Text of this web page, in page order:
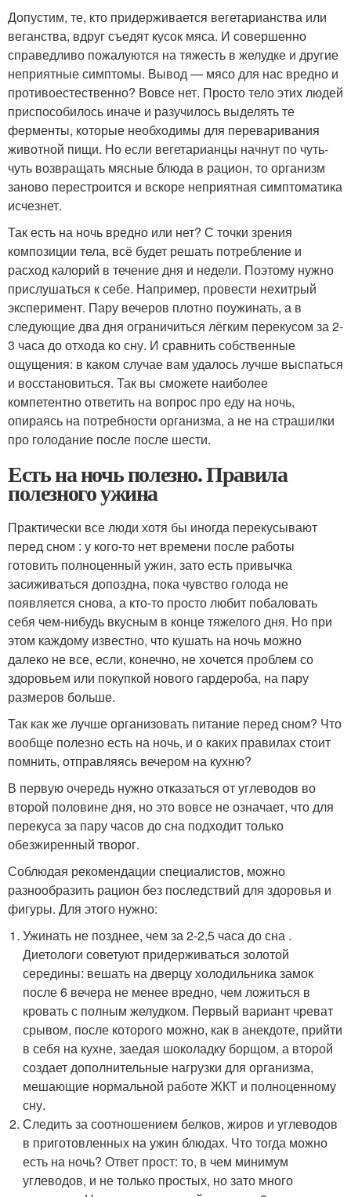
Допустим, те, кто придерживается вегетарианства или
веганства, вдруг съедят кусок мяса. И совершенно
справедливо пожалуются на тяжесть в желудке и другие
неприятные симптомы. Вывод — мясо для нас вредно и
противоестественно? Вовсе нет. Просто тело этих людей
приспособилось иначе и разучилось выделять те
ферменты, которые необходимы для переваривания
животной пищи. Но если вегетарианцы начнут по чуть-
чуть возвращать мясные блюда в рацион, то организм
заново перестроится и вскоре неприятная симптоматика
исчезнет.
Так есть на ночь вредно или нет? С точки зрения
композиции тела, всё будет решать потребление и
расход калорий в течение дня и недели. Поэтому нужно
прислушаться к себе. Например, провести нехитрый
эксперимент. Пару вечеров плотно поужинать, а в
следующие два дня ограничиться лёгким перекусом за 2-
3 часа до отхода ко сну. И сравнить собственные
ощущения: в каком случае вам удалось лучше выспаться
и восстановиться. Так вы сможете наиболее
компетентно ответить на вопрос про еду на ночь,
опираясь на потребности организма, а не на страшилки
про голодание после после шести.
Есть на ночь полезно. Правила
полезного ужина
Практически все люди хотя бы иногда перекусывают
перед сном : у кого-то нет времени после работы
готовить полноценный ужин, зато есть привычка
засиживаться допоздна, пока чувство голода не
появляется снова, а кто-то просто любит побаловать
себя чем-нибудь вкусным в конце тяжелого дня. Но при
этом каждому известно, что кушать на ночь можно
далеко не все, если, конечно, не хочется проблем со
здоровьем или покупкой нового гардероба, на пару
размеров больше.
Так как же лучше организовать питание перед сном? Что
вообще полезно есть на ночь, и о каких правилах стоит
помнить, отправляясь вечером на кухню?
В первую очередь нужно отказаться от углеводов во
второй половине дня, но это вовсе не означает, что для
перекуса за пару часов до сна подходит только
обезжиренный творог.
Соблюдая рекомендации специалистов, можно
разнообразить рацион без последствий для здоровья и
фигуры. Для этого нужно:
Ужинать не позднее, чем за 2-2,5 часа до сна .
Диетологи советуют придерживаться золотой
середины: вешать на дверцу холодильника замок
после 6 вечера не менее вредно, чем ложиться в
кровать с полным желудком. Первый вариант чреват
срывом, после которого можно, как в анекдоте, прийти
в себя на кухне, заедая шоколадку борщом, а второй
создает дополнительные нагрузки для организма,
мешающие нормальной работе ЖКТ и полноценному
сну.
Следить за соотношением белков, жиров и углеводов
в приготовленных на ужин блюдах. Что тогда можно
есть на ночь? Ответ прост: то, в чем минимум
углеводов, и не только простых, но зато много